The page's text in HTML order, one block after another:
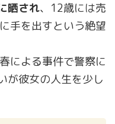
晒され、12歳には売
手を出すという絶望
による事件で警察に
が彼女の人生を少し